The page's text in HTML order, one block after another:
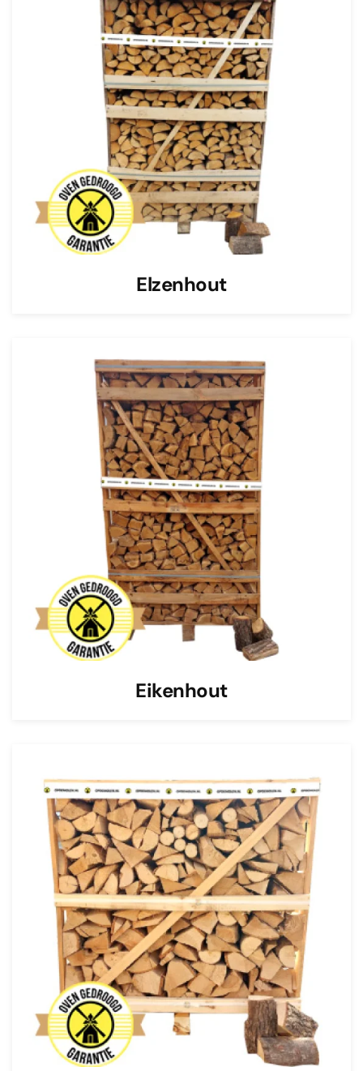
Elzenhout
Eikenhout